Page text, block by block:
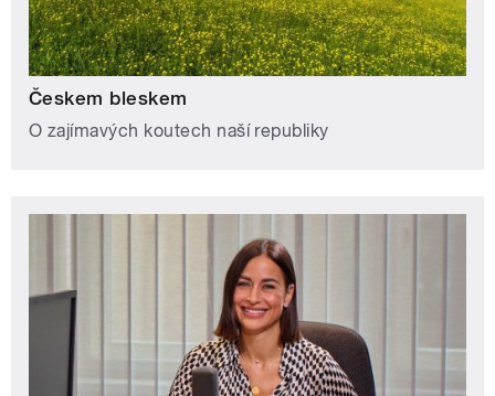
Českem bleskem
O zajímavých koutech naší republiky